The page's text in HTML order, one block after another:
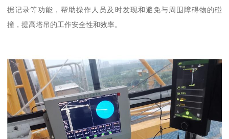
据记录等功能，帮助操作人员及时发现和避免与周围障碍物的碰
撞，提高塔吊的工作安全性和效率。